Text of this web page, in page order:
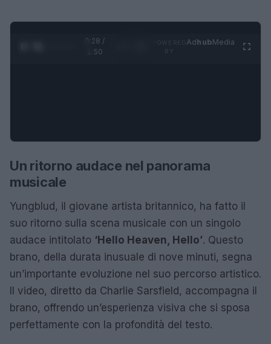
0:28 /
1:50
AdhubMedia
Un ritorno audace nel panorama
musicale
Yungblud, il giovane artista britannico, ha fatto il
suo ritorno sulla scena musicale con un singolo
audace intitolato ‘Hello Heaven, Hello’. Questo
brano, della durata inusuale di nove minuti, segna
un’importante evoluzione nel suo percorso artistico.
Il video, diretto da Charlie Sarsfield, accompagna il
brano, offrendo un’esperienza visiva che si sposa
perfettamente con la profondità del testo.